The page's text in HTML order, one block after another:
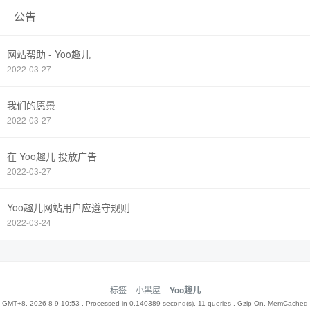
公告
网站帮助 - Yoo趣儿
2022-03-27
我们的愿景
2022-03-27
在 Yoo趣儿 投放广告
2022-03-27
Yoo趣儿网站用户应遵守规则
2022-03-24
标签 | 小黑屋 | Yoo趣儿
GMT+8, 2026-8-9 10:53 , Processed in 0.140389 second(s), 11 queries , Gzip On, MemCached